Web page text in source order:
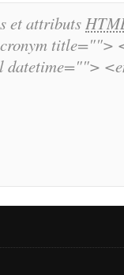
et attributs
title="">
datetime="">